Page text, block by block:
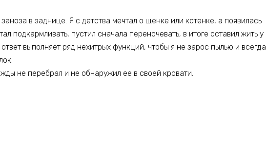
в заднице. Я с детства мечтал о щенке или котенке, а появилась
подкармливать, пустил сначала переночевать, в итоге оставил жить у
выполняет ряд нехитрых функций, чтобы я не зарос пылью и всегда
не перебрал и не обнаружил ее в своей кровати.